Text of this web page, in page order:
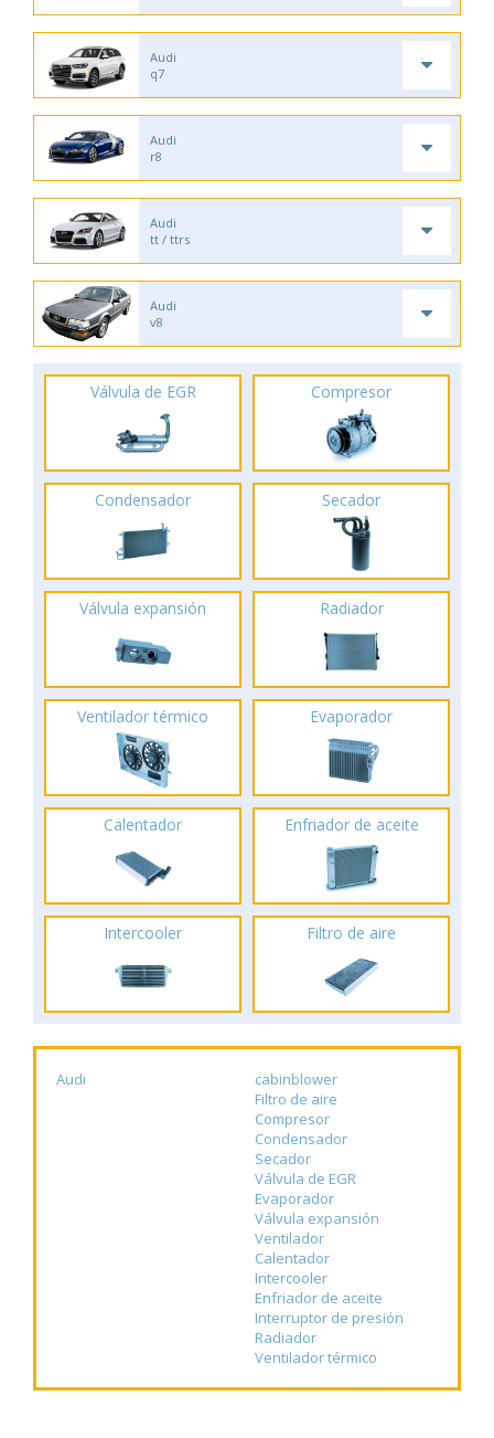
Audi
q7
Audi
r8
Audi
tt / ttrs
Audi
v8
Válvula de EGR Compresor
Condensador Secador
Válvula expansión Radiador
Ventilador térmico Evaporador
Calentador Enfriador de aceite
Intercooler Filtro de aire
Audi
cabinblower
Filtro de aire
Compresor
Condensador
Secador
Válvula de EGR
Evaporador
Válvula expansión
Ventilador
Calentador
Intercooler
Enfriador de aceite
Interruptor de presión
Radiador
Ventilador térmico